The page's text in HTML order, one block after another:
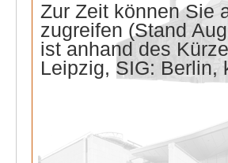
Zur Zeit können Sie
zugreifen (Stand
ist anhand des
Leipzig, SIG: Berlin,